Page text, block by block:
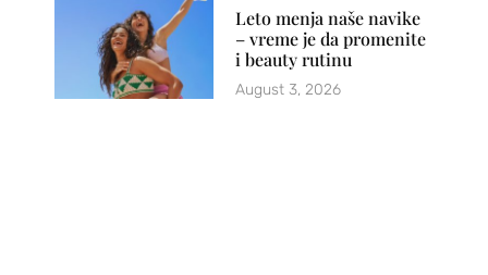
Leto menja naše navike
– vreme je da promenite
i beauty rutinu
August 3, 2026